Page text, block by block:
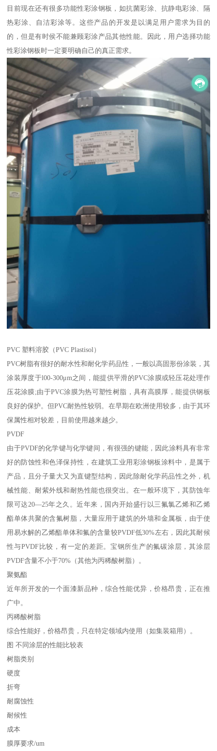
目前现在还有很多功能性彩涂钢板，如抗菌彩涂、抗静电彩涂、隔
热彩涂、自洁彩涂等。这些产品的开发是以满足用户需求为目的
的，但是有时侯不能兼顾彩涂产品其他性能。因此，用户选择功能
性彩涂钢板时一定要明确自己的真正需求。
PVC 塑料溶胶（PVC Plastisol）
PVC树脂有很好的耐水性和耐化学药品性，一般以高固形份涂装，其
涂装厚度于l00-300μm之间，能提供平滑的PVC涂膜或轻压花处理作
压花涂膜;由于PVC涂膜为热可塑性树脂，具有高膜厚，能提供钢板
良好的保护。但PVC耐热性较弱。在早期在欧洲使用较多，由于其环
保属性相对较差，目前使用越来越少。
PVDF
由于PVDF的化学键与化学键间，有很强的键能，因此涂料具有非常
好的防蚀性和色泽保持性，在建筑工业用彩涂钢板涂料中，是属于
产品，且分子量大又为直键型结构，因此除耐化学药品性之外，机
械性能、耐紫外线和耐热性能也很突出。在一般环境下，其防蚀年
限可达20—25年之久。近年来，国内开始盛行以三氟氯乙烯和乙烯
酯单体共聚的含氟树脂，大量应用于建筑的外墙和金属板，由于使
用易水解的乙烯酯单体和氟的含量较PVDF低30%左右，因此其耐候
性与PVDF比较，有一定的差距。宝钢所生产的氟碳涂层，其涂层
PVDF含量不小于70%（其他为丙稀酸树脂）。
聚氨酯
近年所开发的一个面漆新品种，综合性能优异，价格昂贵，正在推
广中。
丙稀酸树脂
综合性能好，价格昂贵，只在特定领域内使用（如集装箱用）。
图 不同涂层的性能比较表
树脂类别
硬度
折弯
耐腐蚀性
耐候性
成本
膜厚要求/um